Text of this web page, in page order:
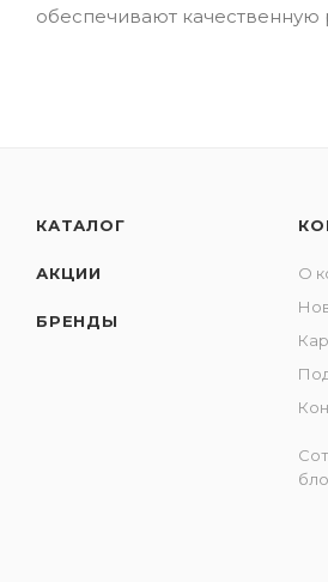
обеспечивают качественную
КАТАЛОГ
АКЦИИ
БРЕНДЫ
О